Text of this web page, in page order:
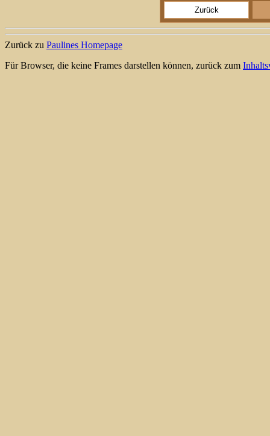
Zurück
Zurück zu Paulines Homepage
Für Browser, die keine Frames darstellen können, zurück zum